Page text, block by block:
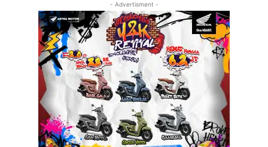
- Advertisment -